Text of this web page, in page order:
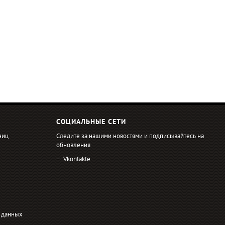
данных
СОЦИАЛЬНЫЕ СЕТИ
Следите за нашими новостями и подписывайтесь на
обновления
Vkontakte